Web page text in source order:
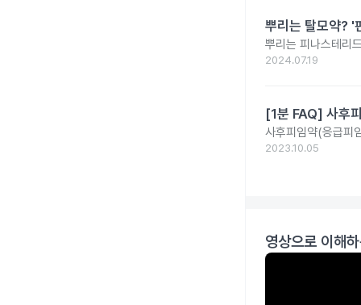
뿌리는 탈모약? '
뿌리는 피나스테리
2024.07.19
[1분 FAQ] 사후
사후피임약(응급피
2023.10.05
영상으로 이해